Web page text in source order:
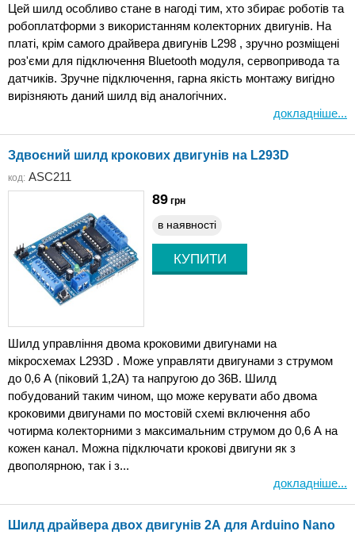
Цей шилд особливо стане в нагоді тим, хто збирає роботів та
робоплатформи з використанням колекторних двигунів. На
платі, крім самого драйвера двигунів L298 , зручно розміщені
роз'єми для підключення Bluetooth модуля, сервопривода та
датчиків. Зручне підключення, гарна якість монтажу вигідно
вирізняють даний шилд від аналогічних.
докладніше...
Здвоєний шилд крокових двигунів на L293D
код: ASC211
89 грн
в наявності
Шилд управління двома кроковими двигунами на
мікросхемах L293D . Може управляти двигунами з струмом
до 0,6 А (піковий 1,2А) та напругою до 36В. Шилд
побудований таким чином, що може керувати або двома
кроковими двигунами по мостовій схемі включення або
чотирма колекторними з максимальним струмом до 0,6 А на
кожен канал. Можна підключати крокові двигуни як з
двополярною, так і з...
докладніше...
Шилд драйвера двох двигунів 2А для Arduino Nano